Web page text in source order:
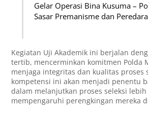
Gelar Operasi Bina Kusuma –
Sasar Premanisme dan
Kegiatan Uji Akademik ini berjalan
tertib, mencerminkan komitmen Polda
menjaga integritas dan kualitas proses
kompetensi ini akan menjadi penentu
dalam melanjutkan proses seleksi
mempengaruhi perengkingan mereka